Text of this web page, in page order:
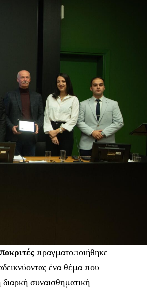
πραγματοποιήθηκε
ένα θέμα που
συναισθηματική